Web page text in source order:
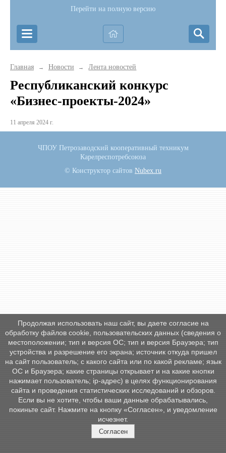
Перейти на полную версию
Главная → Новости → Лента новостей
Республиканский конкурс
«Бизнес-проекты-2024»
11 апреля 2024 г.
ЧПОУ Петрозаводский кооперативный техникум
Карелреспотребсоюза
© Конструктор сайтов Nubex.ru
Продолжая использовать наш сайт, вы даете согласие на
обработку файлов cookie, пользовательских данных (сведения о
местоположении; тип и версия ОС; тип и версия Браузера; тип
устройства и разрешение его экрана; источник откуда пришел
на сайт пользователь; с какого сайта или по какой рекламе; язык
ОС и Браузера; какие страницы открывает и на какие кнопки
нажимает пользователь; ip-адрес) в целях функционирования
сайта и проведения статистических исследований и обзоров.
Если вы не хотите, чтобы ваши данные обрабатывались,
покиньте сайт. Нажмите на кнопку «Согласен», и уведомление
исчезнет.
Согласен